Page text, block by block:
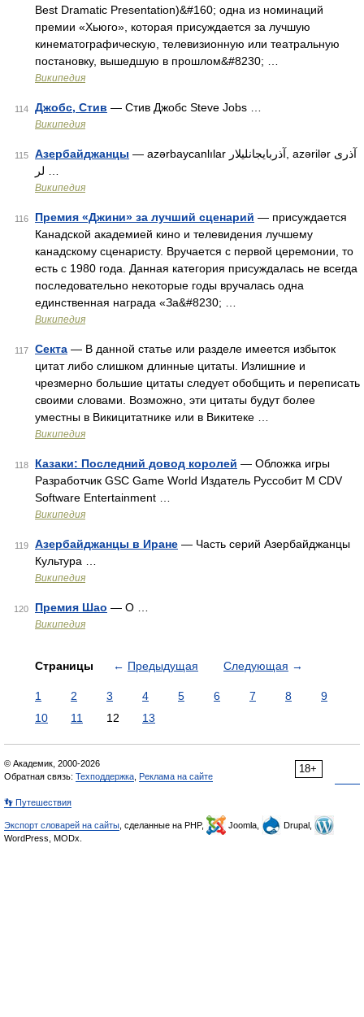
Best Dramatic Presentation)&#160; одна из номинаций
премии «Хьюго», которая присуждается за лучшую
кинематографическую, телевизионную или театральную
постановку, вышедшую в прошлом&#8230; …
Википедия
114 Джобс, Стив — Стив Джобс Steve Jobs …
Википедия
115 Азербайджанцы — azərbaycanlılar آذربایجانلیلار, azərilər آذری
Википедия
116 Премия «Джини» за лучший сценарий — присуждается
Канадской академией кино и телевидения лучшему
канадскому сценаристу. Вручается с первой церемонии, то
есть с 1980 года. Данная категория присуждалась не всегда
последовательно некоторые годы вручалась одна
единственная награда «За&#8230; …
Википедия
117 Секта — В данной статье или разделе имеется избыток
цитат либо слишком длинные цитаты. Излишние и
чрезмерно большие цитаты следует обобщить и переписать
своими словами. Возможно, эти цитаты будут более
уместны в Викицитатнике или в Викитеке …
Википедия
118 Казаки: Последний довод королей — Обложка игры
Разработчик GSC Game World Издатель Руссобит М CDV
Software Entertainment …
Википедия
119 Азербайджанцы в Иране — Часть серий Азербайджанцы
Культура …
Википедия
120 Премия Шао — О …
Википедия
Страницы ← Предыдущая Следующая →
1 2 3 4 5 6 7 8
9
10
11 12 13
18+
© Академик, 2000-2026
Обратная связь: Техподдержка Реклама на сайте
👣 Путешествия
Экспорт словарей на сайты , сделанные на PHP, Joomla,
Drupal,
WordPress, MODx.